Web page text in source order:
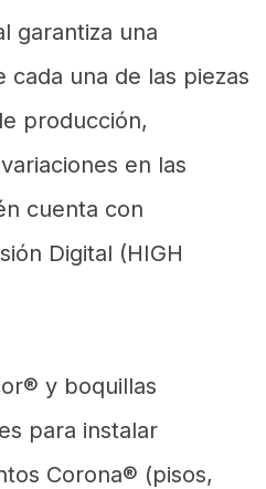
garantiza una
cada una de las piezas
producción,
en las
cuenta con
Digital (HIGH
y boquillas
para instalar
Corona® (pisos,